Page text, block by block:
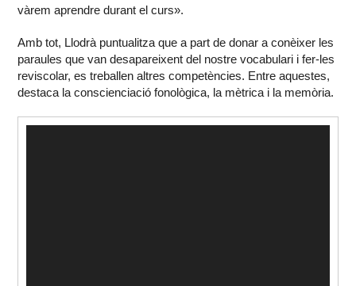
vàrem aprendre durant el curs».
Amb tot, Llodrà puntualitza que a part de donar a conèixer les
paraules que van desapareixent del nostre vocabulari i fer-les
reviscolar, es treballen altres competències. Entre aquestes,
destaca la conscienciació fonològica, la mètrica i la memòria.